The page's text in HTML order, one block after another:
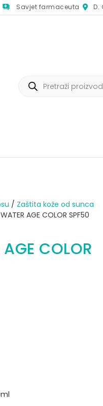
Savjet farmaceuta D.
/ Zaštita kože od sunca​
AGE COLOR SPF50
COLOR